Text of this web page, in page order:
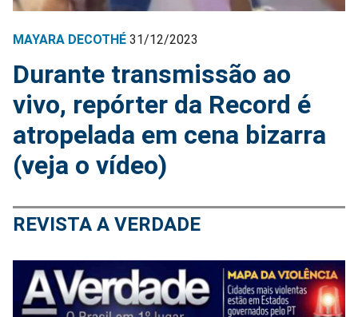
MAYARA DECOTHÉ 31/12/2023
Durante transmissão ao
vivo, repórter da Record é
atropelada em cena bizarra
(veja o vídeo)
REVISTA A VERDADE